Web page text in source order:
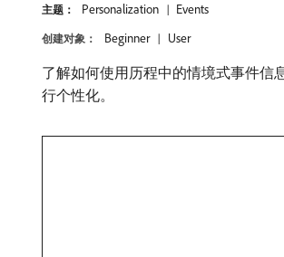
主题： Personalization Events
创建对象： Beginner User
了解如何使用历程中的情境式事件信
行个性化。